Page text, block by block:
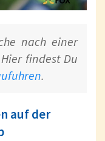
nach einer
findest Du
.
auf der